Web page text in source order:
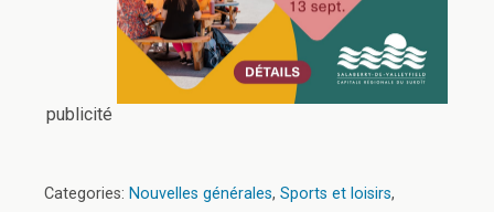
publicité
Categories: Nouvelles générales, Sports et loisirs,